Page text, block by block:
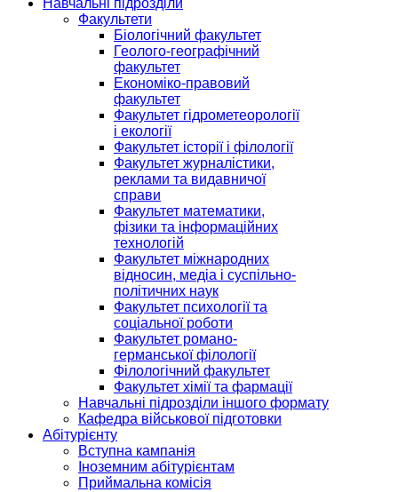
Навчальні підрозділи
Факультети
Біологічний факультет
Геолого-географічний
факультет
Економіко-правовий
факультет
Факультет гідрометеорології
і екології
Факультет історії і філології
Факультет журналістики,
реклами та видавничої
справи
Факультет математики,
фізики та інформаційних
технологій
Факультет міжнародних
відносин, медіа і суспільно-
політичних наук
Факультет психології та
соціальної роботи
Факультет романо-
германської філології
Філологічний факультет
Факультет хімії та фармації
Навчальні підрозділи іншого формату
Кафедра військової підготовки
Абітурієнту
Вступна кампанія
Іноземним абітурієнтам
Приймальна комісія